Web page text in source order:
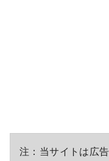
注：当サイトは広